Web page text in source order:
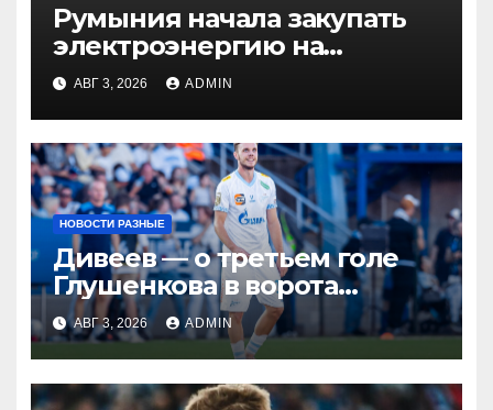
Румыния начала закупать
электроэнергию на
Украине из-за дефицита
АВГ 3, 2026 ADMIN
НОВОСТИ РАЗНЫЕ
Дивеев — о третьем голе
Глушенкова в ворота
«Оренбурга»: «Напомнил
Джону Джону, что
наигрывали в такой
ситуации»
АВГ 3, 2026 ADMIN